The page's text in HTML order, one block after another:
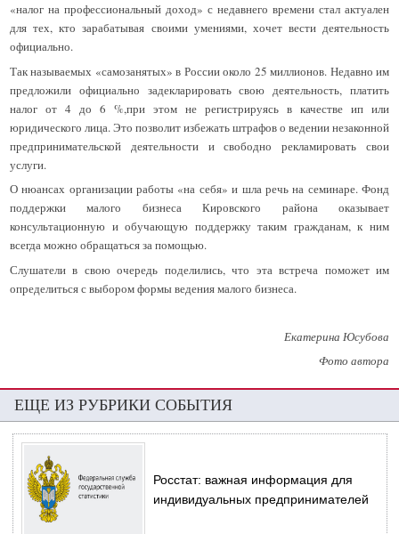
«налог на профессиональный доход» с недавнего времени стал актуален
для тех, кто зарабатывая своими умениями, хочет вести деятельность
официально.
Так называемых «самозанятых» в России около 25 миллионов. Недавно им
предложили официально задекларировать свою деятельность, платить
налог от 4 до 6 %,при этом не регистрируясь в качестве ип или
юридического лица. Это позволит избежать штрафов о ведении незаконной
предпринимательской деятельности и свободно рекламировать свои
услуги.
О нюансах организации работы «на себя» и шла речь на семинаре. Фонд
поддержки малого бизнеса Кировского района оказывает
консультационную и обучающую поддержку таким гражданам, к ним
всегда можно обращаться за помощью.
Слушатели в свою очередь поделились, что эта встреча поможет им
определиться с выбором формы ведения малого бизнеса.
Екатерина Юсубова
Фото автора
ЕЩЕ ИЗ РУБРИКИ СОБЫТИЯ
Росстат: важная информация для
индивидуальных предпринимателей